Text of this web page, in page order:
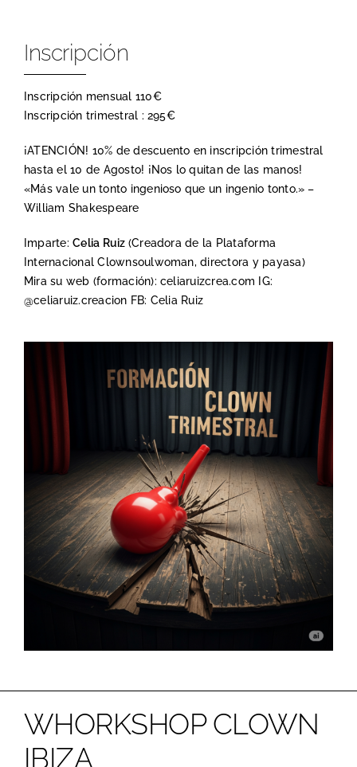
Inscripción
Inscripción mensual 110€
Inscripción trimestral : 295€
¡ATENCIÓN! 10% de descuento en inscripción trimestral
hasta el 10 de Agosto! ¡Nos lo quitan de las manos!
«Más vale un tonto ingenioso que un ingenio tonto.» –
William Shakespeare
Imparte:Celia Ruiz (Creadora de la Plataforma
Internacional Clownsoulwoman, directora y payasa)
Mira su web (formación): celiaruizcrea.com IG:
@celiaruiz.creacion FB: Celia Ruiz
WHORKSHOP CLOWN
IBIZA